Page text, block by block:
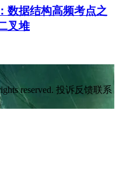
数据结构高频考点之
叉堆
reserved. 投诉反馈联系